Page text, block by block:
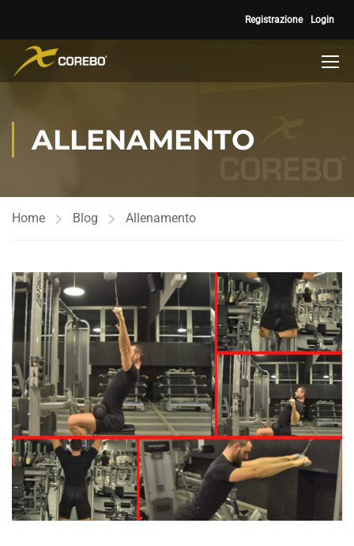
Registrazione Login
ALLENAMENTO
Home Blog Allenamento